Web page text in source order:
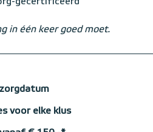
in één keer goed moet.
voor elke klus